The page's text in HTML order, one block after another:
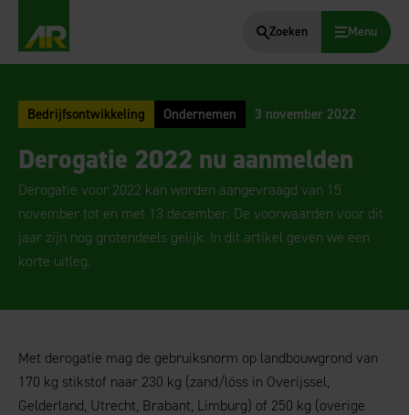
AgruniekRijnvallei
Zoeken Menu
Bedrijfsontwikkeling Ondernemen 3 november 2022
Derogatie 2022 nu aanmelden
Derogatie voor 2022 kan worden aangevraagd van 15
november tot en met 13 december. De voorwaarden voor dit
jaar zijn nog grotendeels gelijk. In dit artikel geven we een
korte uitleg.
Met derogatie mag de gebruiksnorm op landbouwgrond van
170 kg stikstof naar 230 kg (zand/löss in Overijssel,
Gelderland, Utrecht, Brabant, Limburg) of 250 kg (overige